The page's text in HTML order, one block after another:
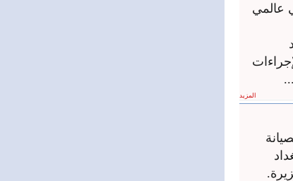
عالمي
المزيد